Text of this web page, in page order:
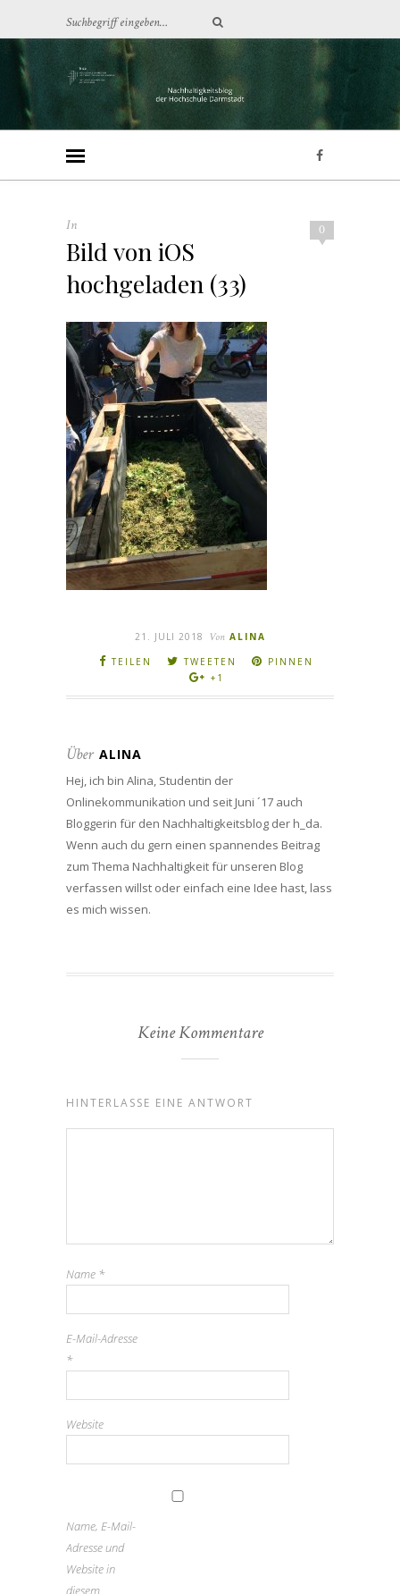
0
In
Bild von iOS
hochgeladen (33)
21. JULI 2018 Von ALINA
TEILEN
TWEETEN
PINNEN
+1
Über ALINA
Hej, ich bin Alina, Studentin der
Onlinekommunikation und seit Juni ´17 auch
Bloggerin für den Nachhaltigkeitsblog der h_da.
Wenn auch du gern einen spannendes Beitrag
zum Thema Nachhaltigkeit für unseren Blog
verfassen willst oder einfach eine Idee hast, lass
es mich wissen.
Keine Kommentare
HINTERLASSE EINE ANTWORT
Name *
E-Mail-Adresse
*
Website
Name, E-Mail-
Adresse und
Website in